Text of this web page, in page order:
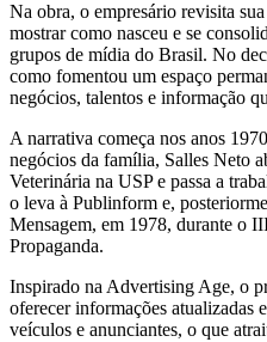
Na obra, o empresário revisita
mostrar como nasceu e se
grupos de mídia do Brasil. No
como fomentou um espaço
negócios, talentos e informação
A narrativa começa nos anos
negócios da família, Salles Neto
Veterinária na USP e passa a
o leva à Publinform e,
Mensagem, em 1978, durante o
Propaganda.
Inspirado na Advertising Age, o
oferecer informações atualizadas
veículos e anunciantes, o que